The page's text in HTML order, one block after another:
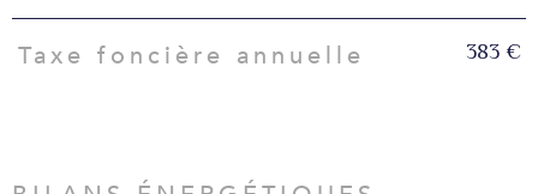
Taxe foncière annuelle 383 €